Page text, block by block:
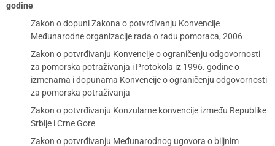
godine
Zakon o dopuni Zakona o potvrđivanju Konvencije
Međunarodne organizacije rada o radu pomoraca, 2006
Zakon o potvrđivanju Konvencije o ograničenju odgovornosti
za pomorska potraživanja i Protokola iz 1996. godine o
izmenama i dopunama Konvencije o ograničenju odgovornosti
za pomorska potraživanja
Zakon o potvrđivanju Konzularne konvencije između Republike
Srbije i Crne Gore
Zakon o potvrđivanju Međunarodnog ugovora o biljnim